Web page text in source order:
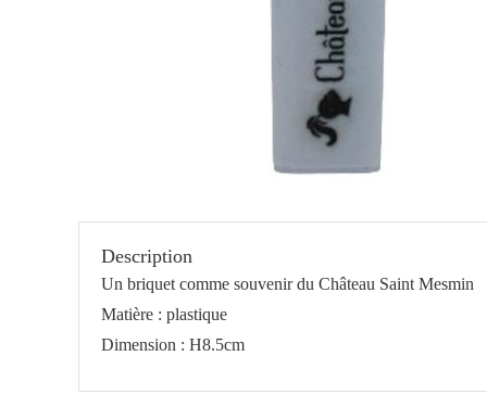
Description
Un briquet comme souvenir du Château Saint Mesmin
Matière : plastique
Dimension : H8.5cm